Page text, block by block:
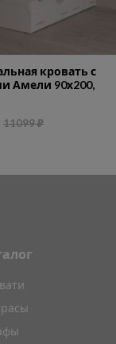
кровать с
Амели 90х200,
11099 ₽